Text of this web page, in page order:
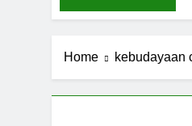
Home kebudayaan